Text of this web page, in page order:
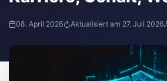
08. April 2026 Aktualisiert am 27. Juli 2026